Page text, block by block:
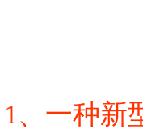
1、一种新